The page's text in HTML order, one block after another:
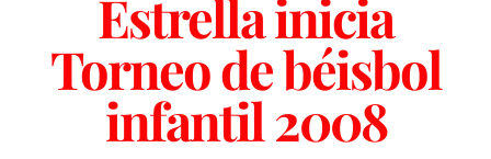
Estrella inicia
Torneo de béisbol
infantil 2008